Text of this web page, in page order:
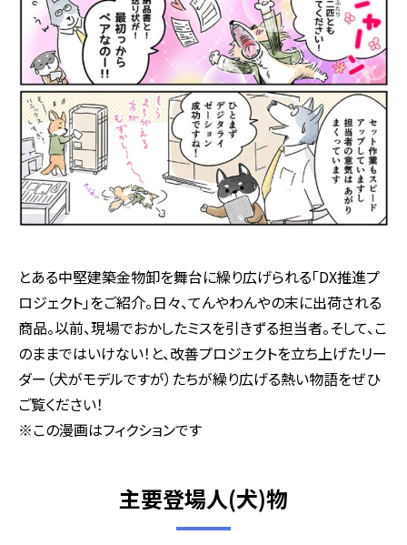
とある中堅建築金物卸を舞台に繰り広げられる「DX推進プ
ロジェクト」をご紹介。日々、てんやわんやの末に出荷される
商品。以前、現場でおかしたミスを引きずる担当者。そして、こ
のままではいけない！と、改善プロジェクトを立ち上げたリー
ダー（犬がモデルですが）たちが繰り広げる熱い物語をぜひ
ご覧ください！
※この漫画はフィクションです
主要登場人(犬)物